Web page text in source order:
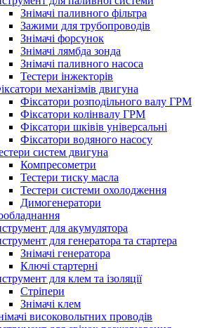
Знімачі паливного фільтра
Зажими для трубопроводів
Знімачі форсунок
Знімачі лямбда зонда
Знімачі паливного насоса
Тестери інжекторів
механізмів двигуна
Фіксатори розподільного валу ГРМ
Фіксатори колінвалу ГРМ
Фіксатори шківів універсальні
Фіксатори водяного насосу
систем двигуна
Компресометри
Тестери тиску масла
Тестери системи охолодження
Димогенератори
для акумулятора
для генератора та стартера
Знімачі генератора
Ключі стартерні
для клем та ізоляції
Стріпери
Знімачі клем
високовольтних проводів